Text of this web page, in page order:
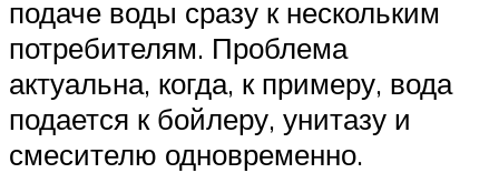
подаче воды сразу к нескольким
потребителям. Проблема
актуальна, когда, к примеру, вода
подается к бойлеру, унитазу и
смесителю одновременно.